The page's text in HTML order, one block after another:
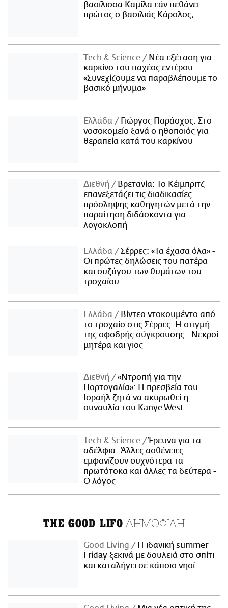
βασίλισσα Καμίλα εάν πεθάνει
πρώτος ο βασιλιάς Κάρολος;
Τech & Science
Νέα εξέταση για
καρκίνο του παχέος εντέρου:
«Συνεχίζουμε να παραβλέπουμε το
βασικό μήνυμα»
Ελλάδα
Γιώργος Παράσχος: Στο
νοσοκομείο ξανά ο ηθοποιός για
θεραπεία κατά του καρκίνου
Διεθνή
Βρετανία: Το Κέιμπριτζ
επανεξετάζει τις διαδικασίες
πρόσληψης καθηγητών μετά την
παραίτηση διδάσκοντα για
λογοκλοπή
Ελλάδα
Σέρρες: «Τα έχασα όλα» -
Οι πρώτες δηλώσεις του πατέρα
και συζύγου των θυμάτων του
τροχαίου
Ελλάδα
Βίντεο ντοκουμέντο από
το τροχαίο στις Σέρρες: Η στιγμή
της σφοδρής σύγκρουσης - Νεκροί
μητέρα και γιος
Διεθνή
«Ντροπή για την
Πορτογαλία»: Η πρεσβεία του
Ισραήλ ζητά να ακυρωθεί η
συναυλία του Kanye West
Τech & Science
Έρευνα για τα
αδέλφια: Άλλες ασθένειες
εμφανίζουν συχνότερα τα
πρωτότοκα και άλλες τα δεύτερα -
Ο λόγος
THE GOOD LIFO ΔΗΜΟΦΙΛΗ
Good Living
Η ιδανική summer
Friday ξεκινά με δουλειά στο σπίτι
και καταλήγει σε κάποιο νησί